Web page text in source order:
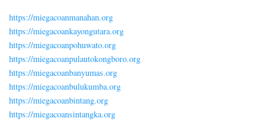
https://miegacoanmanahan.org
https://miegacoankayongutara.org
https://miegacoanpohuwato.org
https://miegacoanpulautokongboro.org
https://miegacoanbanyumas.org
https://miegacoanbulukumba.org
https://miegacoanbintang.org
https://miegacoansintangka.org